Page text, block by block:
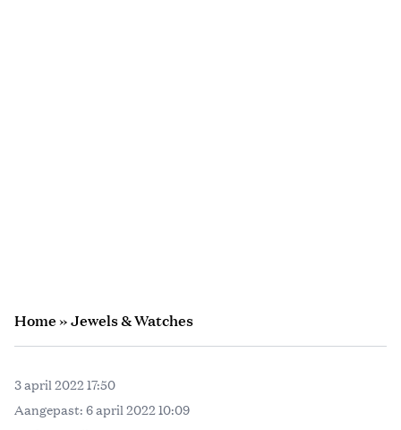
Home»Jewels & Watches
3 april 2022 17:50
Aangepast: 6 april 2022 10:09